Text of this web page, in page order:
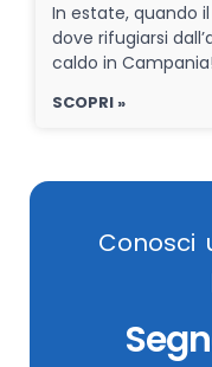
In estate, quando
dove rifugiarsi
caldo in Campania!
SCOPRI »
Conosci